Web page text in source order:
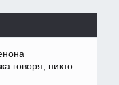
говоря, никто